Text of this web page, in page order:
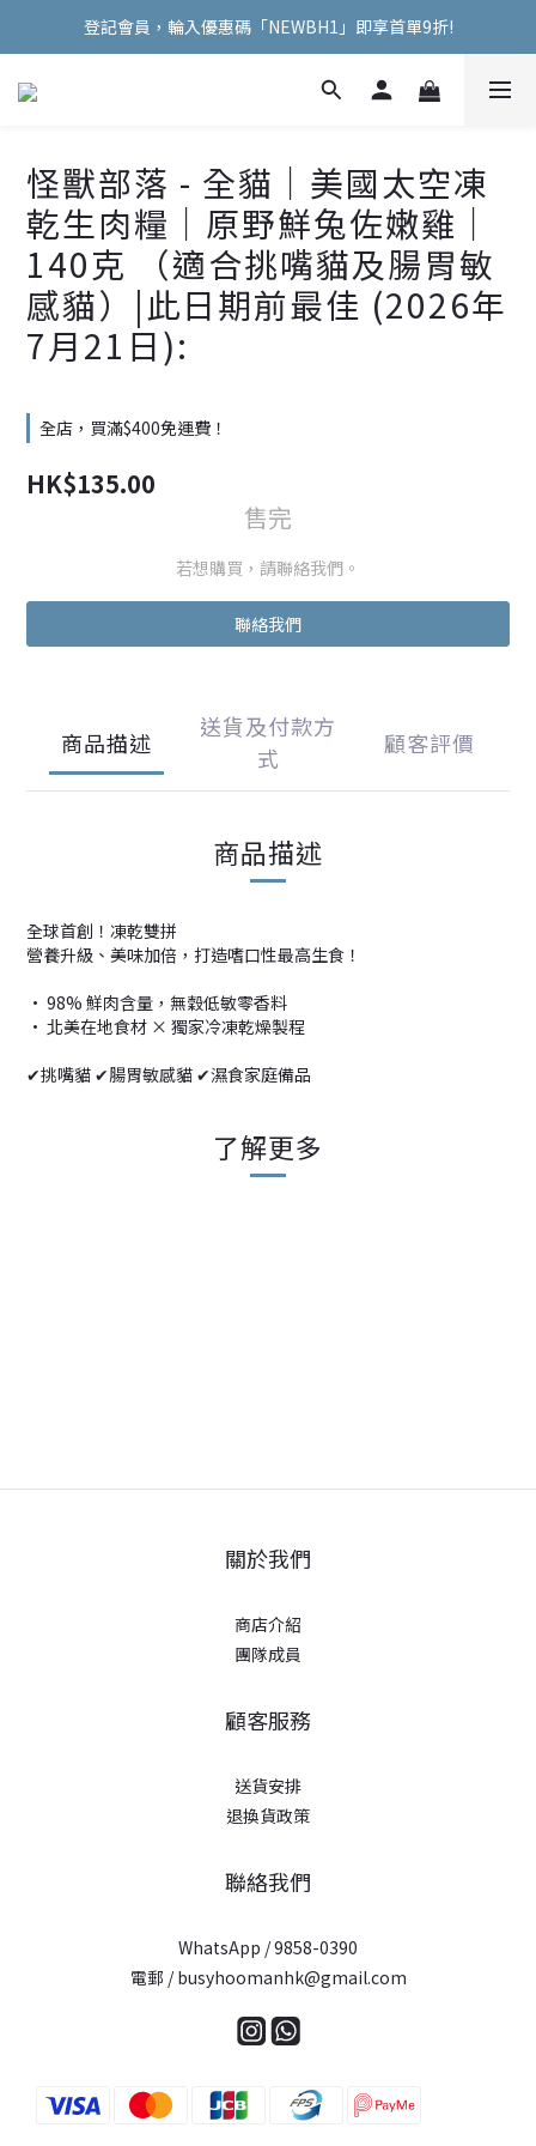
Welcome Hooman !
登記會員，輪入優惠碼「NEWBH1」即享首單9折!
Welcome Hooman !
怪獸部落 - 全貓｜美國太空凍
乾生肉糧｜原野鮮兔佐嫩雞｜
140克 （適合挑嘴貓及腸胃敏
感貓）|此日期前最佳 (2026年
7月21日):
全店，買滿$400免運費！
HK$135.00
售完
若想購買，請聯絡我們。
聯絡我們
商品描述
送貨及付款方
式
顧客評價
商品描述
全球首創！凍乾雙拼
營養升級、美味加倍，打造嗜口性最高生食！
• 98% 鮮肉含量，無穀低敏零香料
• 北美在地食材 × 獨家冷凍乾燥製程
✔挑嘴貓 ✔腸胃敏感貓 ✔濕食家庭備品
了解更多
關於我們
商店介紹
團隊成員
顧客服務
送貨安排
退換貨政策
聯絡我們
WhatsApp / 9858-0390
電郵 / busyhoomanhk@gmail.com